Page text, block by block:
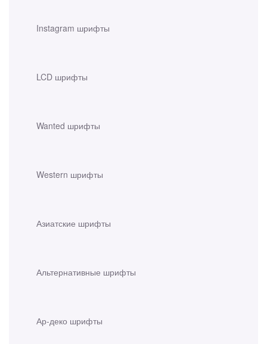
Instagram шрифты
LCD шрифты
Wanted шрифты
Western шрифты
Азиатские шрифты
Альтернативные шрифты
Ар-деко шрифты